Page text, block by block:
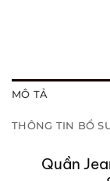
MÔ TẢ
THÔNG TIN BỔ
Quần